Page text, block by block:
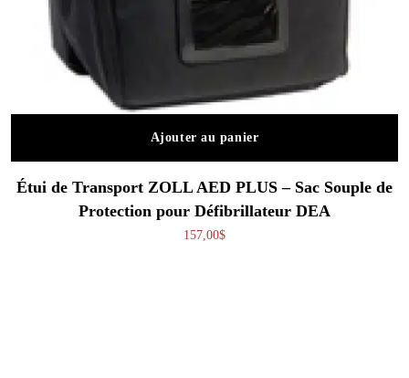
Ajouter au panier
Étui de Transport ZOLL AED PLUS – Sac Souple de
Protection pour Défibrillateur DEA
157,00$